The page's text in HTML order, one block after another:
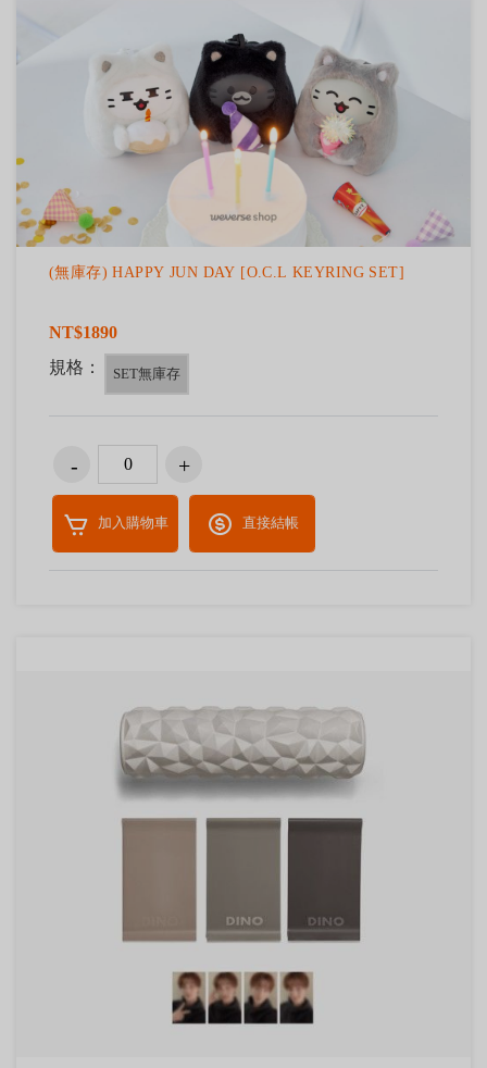
(無庫存) HAPPY JUN DAY [O.C.L KEYRING SET]
NT$1890
規格：
SET無庫存
加入購物車 直接結帳